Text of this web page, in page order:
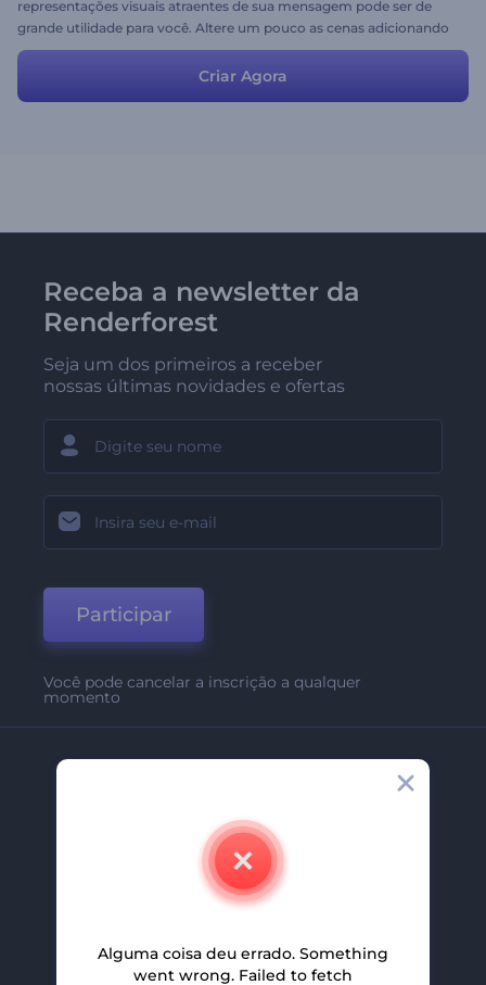
representações visuais atraentes de sua mensagem pode ser de
grande utilidade para você. Altere um pouco as cenas adicionando
mais do seu toque criativo e informações personalizadas e você
Criar Agora
Receba a newsletter da
Renderforest
Seja um dos primeiros a receber
nossas últimas novidades e ofertas
Participar
Você pode cancelar a inscrição a qualquer
momento
Contate-Nos
Carreiras
Programa De Afiliados
Alguma coisa deu errado. Something
went wrong. Failed to fetch